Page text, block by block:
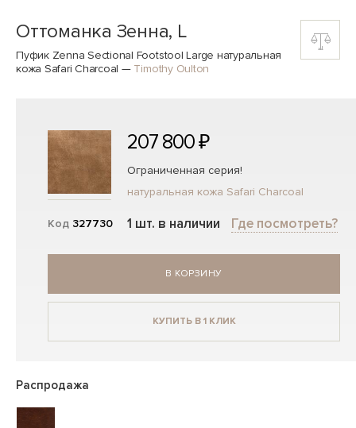
Оттоманка Зенна, L
Пуфик Zenna Sectional Footstool Large натуральная
кожа Safari Charcoal — Timothy Oulton
Код 327730
207 800 ₽
Ограниченная серия!
натуральная кожа Safari Charcoal
1 шт. в наличии Где посмотреть?
В КОРЗИНУ
КУПИТЬ В 1 КЛИК
Распродажа